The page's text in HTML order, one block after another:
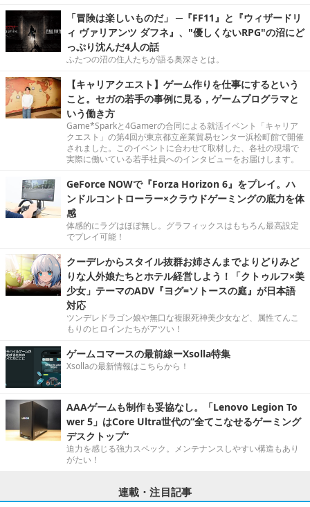
「冒険は楽しいものだ」 ─『FF11』と『ウィザードリ
ィ ヴァリアンツ ダフネ』、"優しくないRPG"の沼にど
っぷり沈んだ4人の話
ふたつの沼の住人たちが語る奥深さとは。
【キャリアクエスト】ゲーム作りを仕事にするという
こと。セガの若手の事例に見る，ゲームプログラマと
いう働き方
Game*Sparkと4Gamerの合同による就活イベント「キャリア
クエスト」の第4回が東京都立産業貿易センター浜松町館で開催
されました。このイベントに合わせて取材した、各社の現場で
実際に働いている若手社員へのインタビューをお届けします。
GeForce NOWで『Forza Horizon 6』をプレイ。ハ
ンドルコントローラー×クラウドゲーミングの底力を体
感
体感的にラグはほぼ無し。グラフィックスはもちろん最高設定
でプレイ可能！
クーデレからスタイル抜群お姉さんまでよりどりみど
りな人外娘たちとホテル経営しよう！「クトゥルフ×美
少女」テーマのADV『ヨグ=ソトースの庭』が日本語
対応
ツンデレドラゴン娘や無口な複眼死神美少女など、属性てんこ
もりのヒロインたちがアツい！
ゲームコマースの最前線ーXsolla特集
Xsollaの最新情報はこちらから！
AAAゲームも制作も妥協なし。「Lenovo Legion To
wer 5」はCore Ultra世代の“全てこなせるゲーミング
デスクトップ”
迫力を感じる強力スペック。メンテナンスしやすい構造もあり
がたい！
連載・注目記事